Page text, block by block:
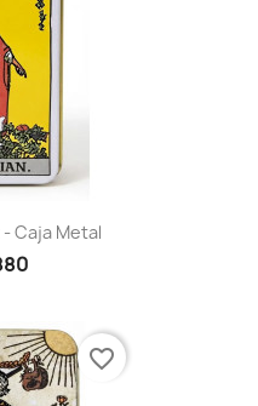
Caja Metal
favorite_border